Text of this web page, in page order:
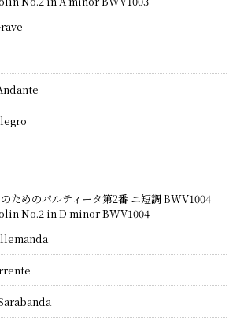
ためのパルティータ第2番 ニ短調 BWV1004
No.2 in D minor BWV1004